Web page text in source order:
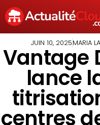
JUIN 10, 2025MARIA
Vantage
lance
centres